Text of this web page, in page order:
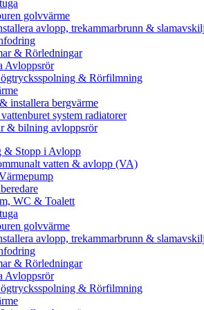
golvvärme
avlopp, trekammarbrunn &
& Rörledningar
Avloppsrör
& Rörfilmning
installera bergvärme
system radiatorer
& bilning avloppsrör
& Stopp i Avlopp
vatten & avlopp (VA)
WC & Toalett
golvvärme
avlopp, trekammarbrunn &
& Rörledningar
Avloppsrör
& Rörfilmning